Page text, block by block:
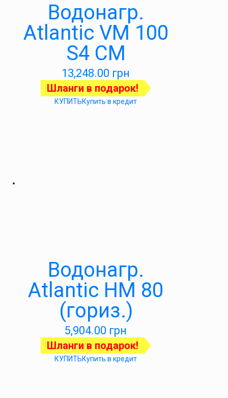
Водонагр.
Atlantic VM 100
S4 CM
13,248.00 грн
Шланги в подарок!
КУПИТЬКупить в кредит
Водонагр.
Atlantic HM 80
(гориз.)
5,904.00 грн
Шланги в подарок!
КУПИТЬКупить в кредит